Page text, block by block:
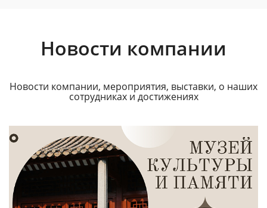
Новости компании
Новости компании, мероприятия, выставки, о наших
сотрудниках и достижениях